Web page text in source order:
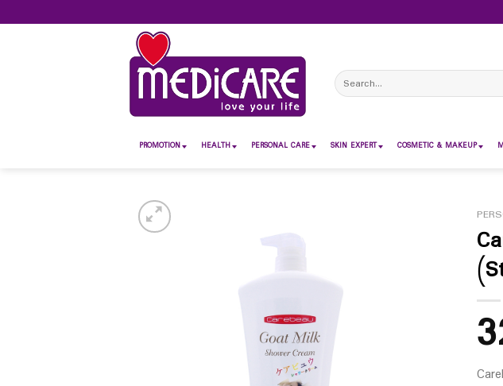
to
Search
for:
PROMOTION HEALTH PERSONAL CARE SKIN EXPERT COSMETIC & MAKEUP